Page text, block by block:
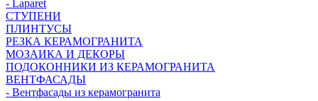
- Laparet
СТУПЕНИ
ПЛИНТУСЫ
РЕЗКА КЕРАМОГРАНИТА
МОЗАИКА И ДЕКОРЫ
ПОДОКОННИКИ ИЗ КЕРАМОГРАНИТА
ВЕНТФАСАДЫ
- Вентфасады из керамогранита